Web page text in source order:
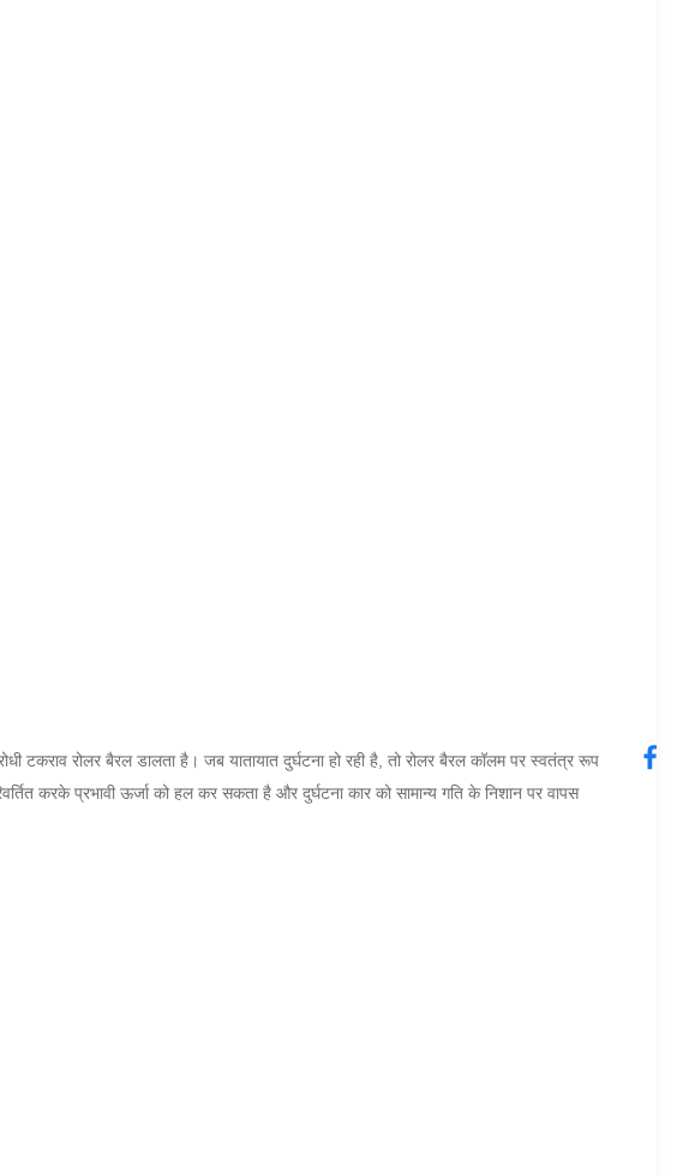
टकराव रोलर बैरल डालता है। जब यातायात दुर्घटना हो रही है, तो रोलर बैरल कॉलम पर स्वतंत्र रूप
करके प्रभावी ऊर्जा को हल कर सकता है और दुर्घटना कार को सामान्य गति के निशान पर वापस